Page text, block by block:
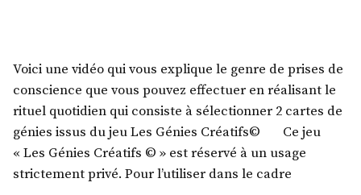
Voici une vidéo qui vous explique le genre de prises de
conscience que vous pouvez effectuer en réalisant le
rituel quotidien qui consiste à sélectionner 2 cartes de
génies issus du jeu Les Génies Créatifs© Ce jeu
« Les Génies Créatifs © » est réservé à un usage
strictement privé. Pour l’utiliser dans le cadre